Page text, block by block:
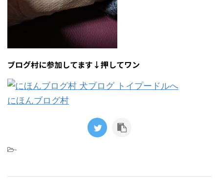
ブログ村に参加してます↓押してワン
にほんブログ村
-